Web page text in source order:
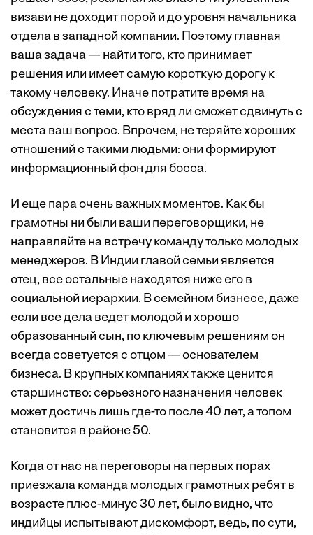
визави не доходит порой и до уровня начальника
отдела в западной компании. Поэтому главная
ваша задача — найти того, кто принимает
решения или имеет самую короткую дорогу к
такому человеку. Иначе потратите время на
обсуждения с теми, кто вряд ли сможет сдвинуть с
места ваш вопрос. Впрочем, не теряйте хороших
отношений с такими людьми: они формируют
информационный фон для босса.
И еще пара очень важных моментов. Как бы
грамотны ни были ваши переговорщики, не
направляйте на встречу команду только молодых
менеджеров. В Индии главой семьи является
отец, все остальные находятся ниже его в
социальной иерархии. В семейном бизнесе, даже
если все дела ведет молодой и хорошо
образованный сын, по ключевым решениям он
всегда советуется с отцом — основателем
бизнеса. В крупных компаниях также ценится
старшинство: серьезного назначения человек
может достичь лишь где-то после 40 лет, а топом
становится в районе 50.
Когда от нас на переговоры на первых порах
приезжала команда молодых грамотных ребят в
возрасте плюс-минус 30 лет, было видно, что
индийцы испытывают дискомфорт, ведь, по сути,